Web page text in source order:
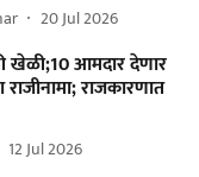
20 Jul 2026
खेळी;10 आमदार देणार
राजकारणात
12 Jul 2026